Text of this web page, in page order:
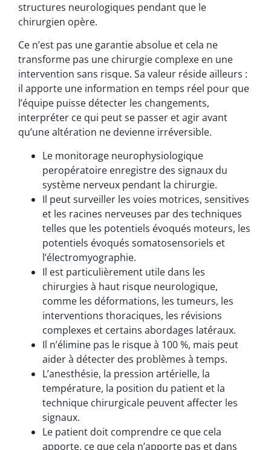
structures neurologiques pendant que le
chirurgien opère.
Ce n’est pas une garantie absolue et cela ne
transforme pas une chirurgie complexe en une
intervention sans risque. Sa valeur réside ailleurs :
il apporte une information en temps réel pour que
l’équipe puisse détecter les changements,
interpréter ce qui peut se passer et agir avant
qu’une altération ne devienne irréversible.
Le monitorage neurophysiologique
peropératoire enregistre des signaux du
système nerveux pendant la chirurgie.
Il peut surveiller les voies motrices, sensitives
et les racines nerveuses par des techniques
telles que les potentiels évoqués moteurs, les
potentiels évoqués somatosensoriels et
l’électromyographie.
Il est particulièrement utile dans les
chirurgies à haut risque neurologique,
comme les déformations, les tumeurs, les
interventions thoraciques, les révisions
complexes et certains abordages latéraux.
Il n’élimine pas le risque à 100 %, mais peut
aider à détecter des problèmes à temps.
L’anesthésie, la pression artérielle, la
température, la position du patient et la
technique chirurgicale peuvent affecter les
signaux.
Le patient doit comprendre ce que cela
apporte, ce que cela n’apporte pas et dans